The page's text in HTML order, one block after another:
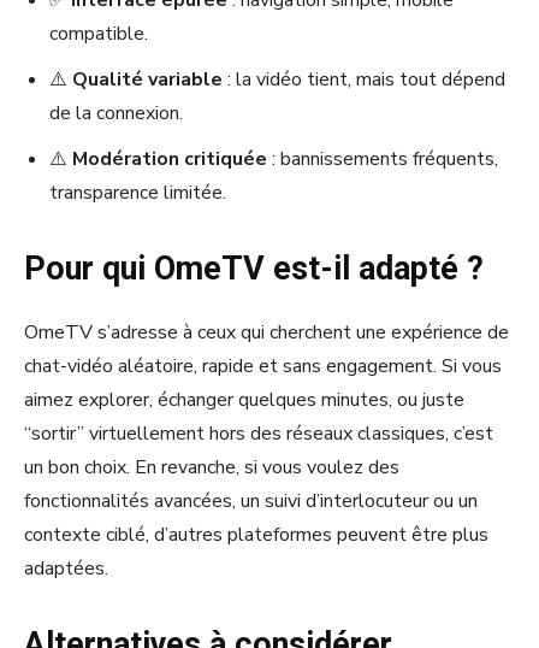
compatible.
⚠️ Qualité variable : la vidéo tient, mais tout dépend
de la connexion.
⚠️ Modération critiquée : bannissements fréquents,
transparence limitée.
Pour qui OmeTV est-il adapté ?
OmeTV s’adresse à ceux qui cherchent une expérience de
chat-vidéo aléatoire, rapide et sans engagement. Si vous
aimez explorer, échanger quelques minutes, ou juste
“sortir” virtuellement hors des réseaux classiques, c’est
un bon choix. En revanche, si vous voulez des
fonctionnalités avancées, un suivi d’interlocuteur ou un
contexte ciblé, d’autres plateformes peuvent être plus
adaptées.